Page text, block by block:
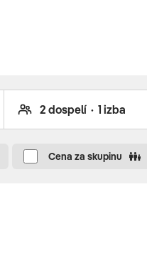
Cena za skupinu